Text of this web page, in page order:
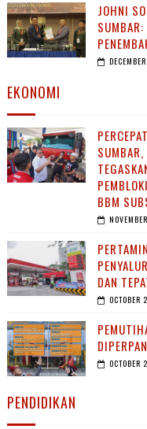
JOHNI
EKONOMI
BBM
DAN
PENDIDIKAN